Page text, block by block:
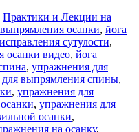
Практики и Лекции на
осанки, йога
сутулости,
осанки видео, йога
, упражнения для
выпрямления спины,
, упражнения для
, упражнения для
осанки,
на осанку,